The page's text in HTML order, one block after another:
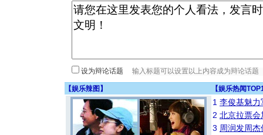
设为辩论话题
【娱乐辣图 】 【娱乐热闻
1 李俊基魅力
2 北京拉票
3 周润发周